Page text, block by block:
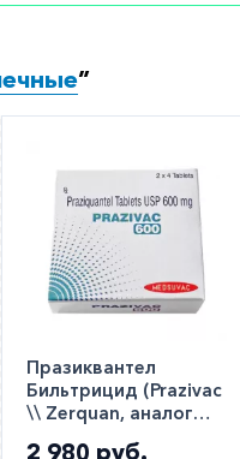
”
Празиквантел
Бильтрицид (Prazivac
\\ Zerquan, аналог
Дистоцид, Цистицид)
2 980 руб.